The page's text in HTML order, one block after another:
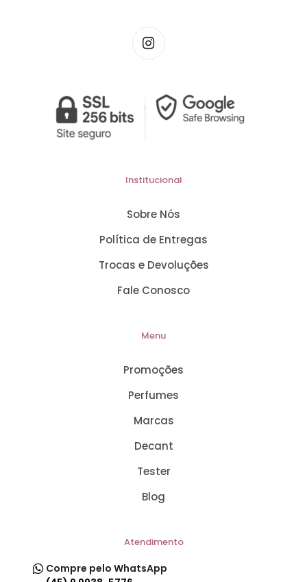
Institucional
Sobre Nós
Política de Entregas
Trocas e Devoluções
Fale Conosco
Menu
Promoções
Perfumes
Marcas
Decant
Tester
Blog
Atendimento
Compre pelo WhatsApp